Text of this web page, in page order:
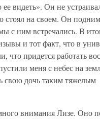
ее видеть». Он не
стоял на своем. Он
с ним встречались. В
и тот факт, что в
что придется работать
меня с небес на
свою дочь таким тяжелым
внимания Лизе. Оно